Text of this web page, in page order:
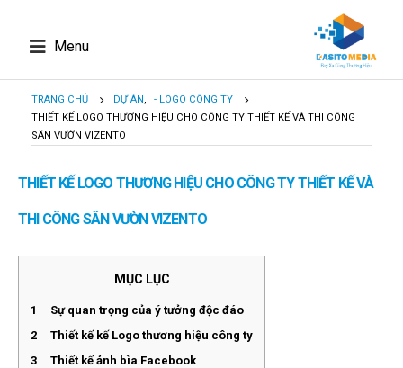
Menu
TRANG CHỦ DỰ ÁN,
- LOGO CÔNG TY
THIẾT KẾ LOGO THƯƠNG HIỆU CHO CÔNG TY THIẾT KẾ VÀ THI CÔNG
SÂN VƯỜN VIZENTO
THIẾT KẾ LOGO THƯƠNG HIỆU CHO CÔNG TY THIẾT KẾ VÀ
THI CÔNG SÂN VƯỜN VIZENTO
MỤC LỤC
1
Sự quan trọng của ý tưởng độc đáo
2
Thiết kế kế Logo thương hiệu công ty
3
Thiết kế ảnh bìa Facebook